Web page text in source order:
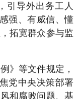
引导外出务工人
强、有威信、懂
拓宽群众参与监
》等文件规定，
党中央决策部署
和腐败问题、基